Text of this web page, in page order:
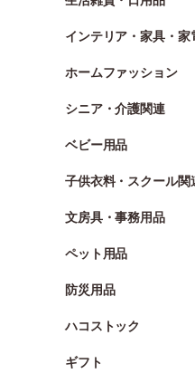
インテリア・家具・家
ホームファッション
シニア・介護関連
ベビー用品
子供衣料・スクール関
文房具・事務用品
ペット用品
防災用品
ハコストック
ギフト